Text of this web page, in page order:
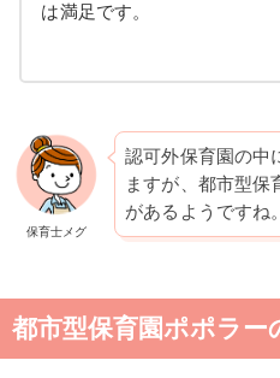
は満足です。
保育士メグ
認可外保育園の中
ますが、都市型保
があるようですね。
都市型保育園ポポラー